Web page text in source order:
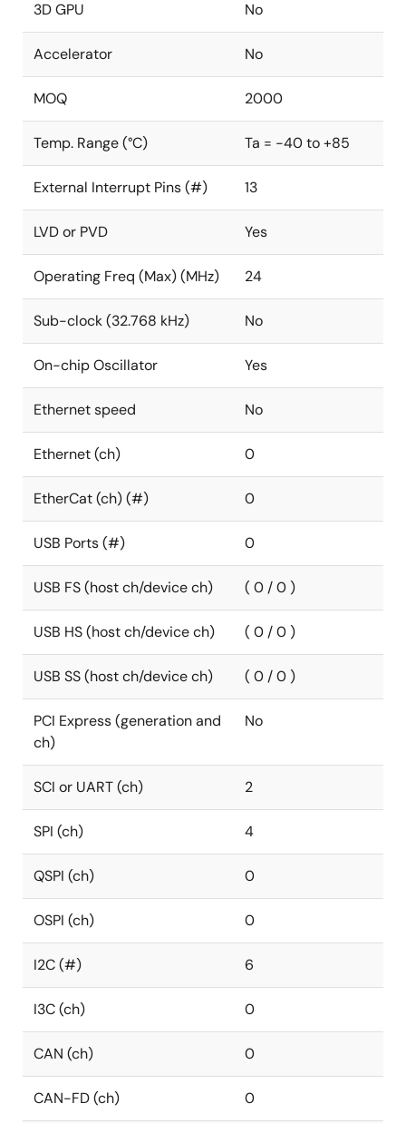
3D GPU No
Accelerator No
MOQ 2000
Temp. Range (°C) Ta = -40 to +85
External Interrupt Pins (#) 13
LVD or PVD Yes
Operating Freq (Max) (MHz) 24
Sub-clock (32.768 kHz) No
On-chip Oscillator Yes
Ethernet speed No
Ethernet (ch) 0
EtherCat (ch) (#) 0
USB Ports (#) 0
USB FS (host ch/device ch) ( 0 / 0 )
USB HS (host ch/device ch) ( 0 / 0 )
USB SS (host ch/device ch) ( 0 / 0 )
PCI Express (generation and
ch)
No
SCI or UART (ch) 2
SPI (ch) 4
QSPI (ch) 0
OSPI (ch) 0
I2C (#) 6
I3C (ch) 0
CAN (ch) 0
CAN-FD (ch) 0